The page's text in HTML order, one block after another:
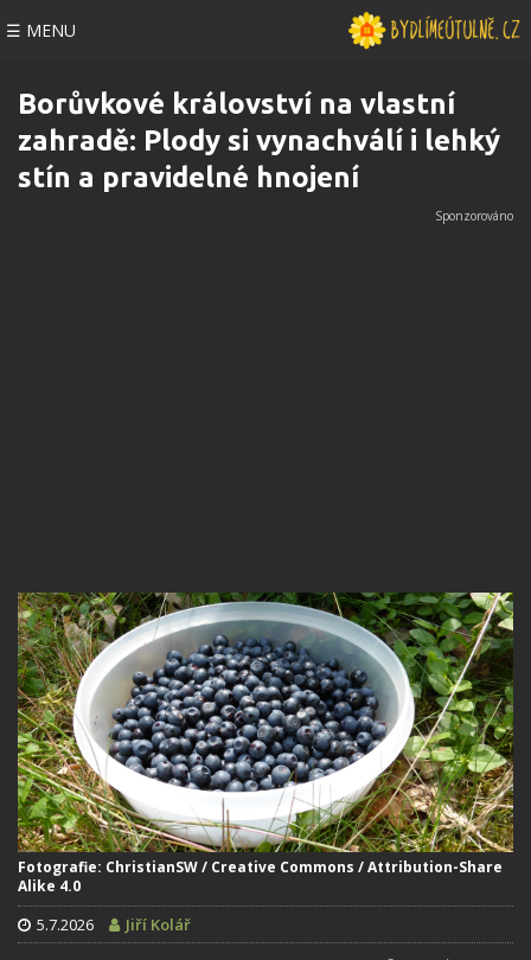
☰ MENU
Borůvkové království na vlastní
zahradě: Plody si vynachválí i lehký
stín a pravidelné hnojení
Fotografie: ChristianSW / Creative Commons / Attribution-Share
Alike 4.0
5.7.2026 Jiří Kolář